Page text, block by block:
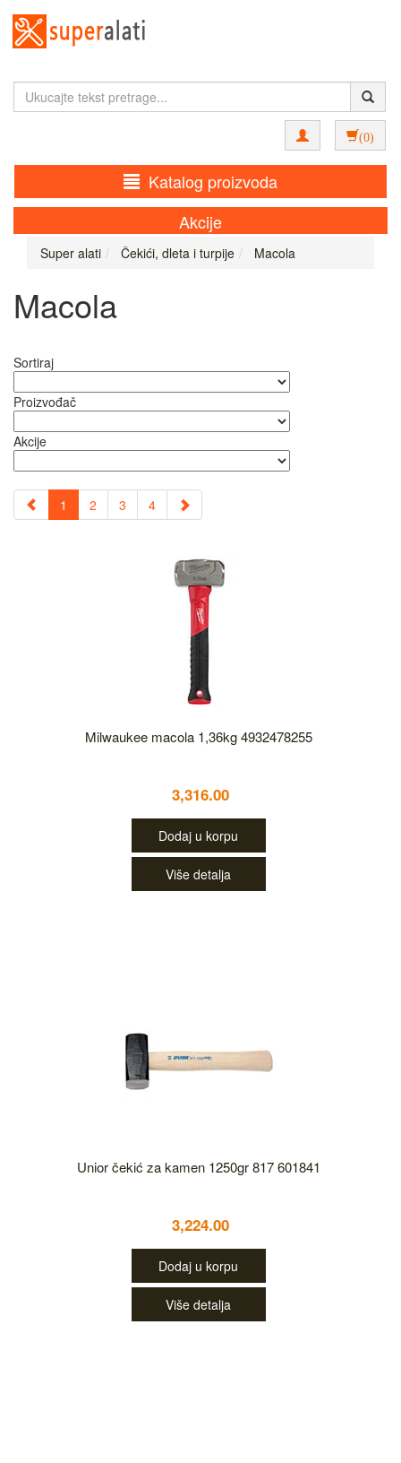
(0)
Katalog proizvoda
Akcije
Super alati Čekići, dleta i turpije Macola
Macola
Sortiraj
Proizvođač
Akcije
1 2 3 4
Milwaukee macola 1,36kg 4932478255
3,316.00
Dodaj u korpu
Više detalja
Unior čekić za kamen 1250gr 817 601841
3,224.00
Dodaj u korpu
Više detalja